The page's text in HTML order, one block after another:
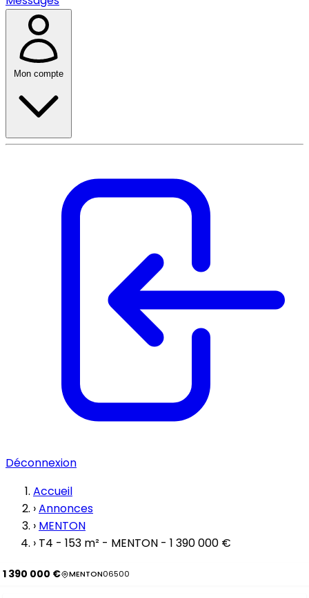
Mon compte
Déconnexion
Accueil
›Annonces
› MENTON
› T4 - 153 m² - MENTON - 1 390 000 €
1 390 000 € MENTON06500